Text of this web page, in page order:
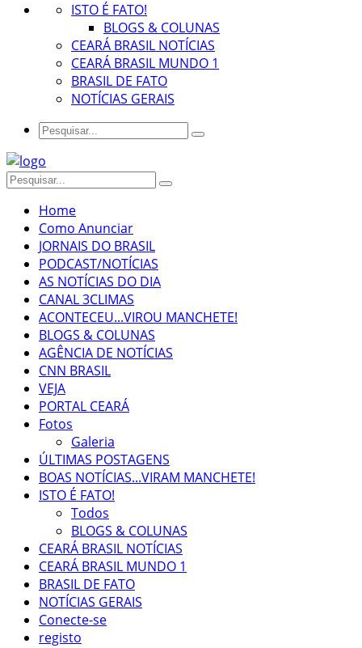
ISTO É FATO!
BLOGS & COLUNAS
CEARÁ BRASIL NOTÍCIAS
CEARÁ BRASIL MUNDO 1
BRASIL DE FATO
NOTÍCIAS GERAIS
Home
Como Anunciar
JORNAIS DO BRASIL
PODCAST/NOTÍCIAS
AS NOTÍCIAS DO DIA
CANAL 3CLIMAS
ACONTECEU...VIROU MANCHETE!
BLOGS & COLUNAS
AGÊNCIA DE NOTÍCIAS
CNN BRASIL
VEJA
PORTAL CEARÁ
Fotos
Galeria
ÚLTIMAS POSTAGENS
BOAS NOTÍCIAS...VIRAM MANCHETE!
ISTO É FATO!
Todos
BLOGS & COLUNAS
CEARÁ BRASIL NOTÍCIAS
CEARÁ BRASIL MUNDO 1
BRASIL DE FATO
NOTÍCIAS GERAIS
Conecte-se
registo